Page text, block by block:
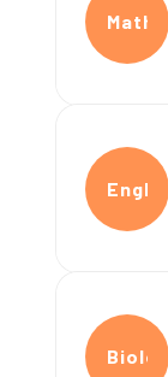
Maths
Engli
Biolo